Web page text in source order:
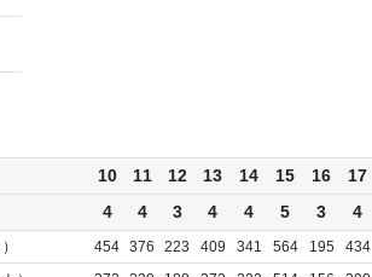
10 11 12 13 14 15 16 17
4 4 3 4 4 5 3 4
454 376 223 409 341 564 195 434